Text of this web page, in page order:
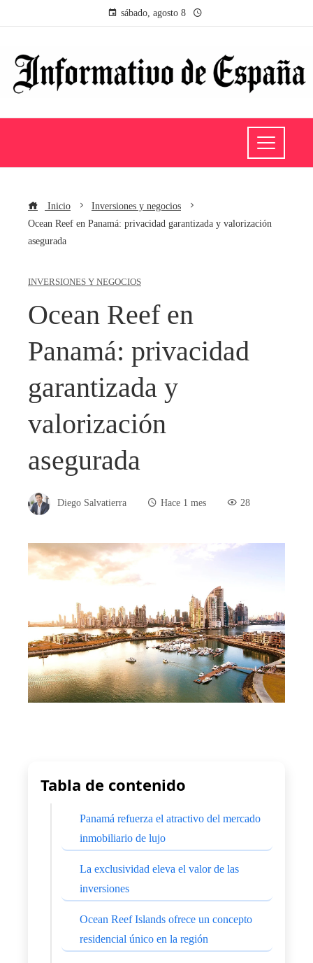
sábado, agosto 8
Inicio
Inversiones y negocios
Ocean Reef en Panamá: privacidad garantizada y valorización
asegurada
INVERSIONES Y NEGOCIOS
Ocean Reef en
Panamá: privacidad
garantizada y
valorización
asegurada
Diego Salvatierra Hace 1 mes 28
Tabla de contenido
Panamá refuerza el atractivo del mercado
inmobiliario de lujo
La exclusividad eleva el valor de las
inversiones
Ocean Reef Islands ofrece un concepto
residencial único en la región